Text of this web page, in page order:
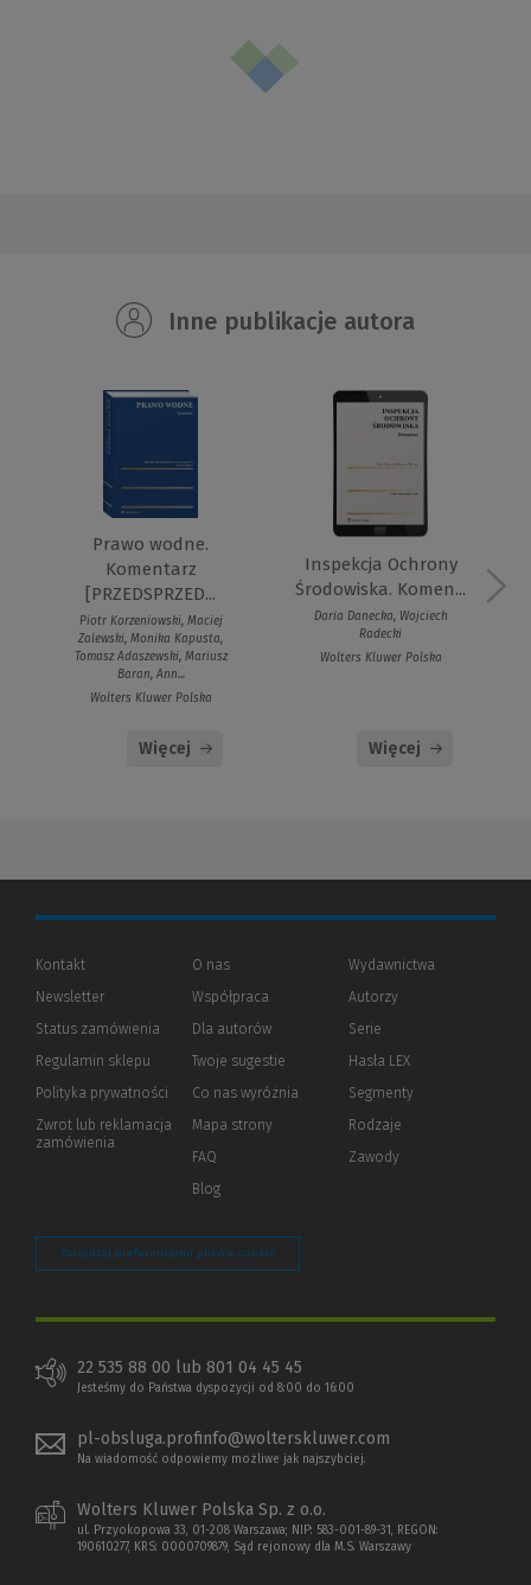
Inne publikacje autora
Prawo wodne.
Komentarz
[PRZEDSPRZED...
Piotr Korzeniowski, Maciej
Zalewski, Monika Kapusta,
Tomasz Adaszewski, Mariusz
Baran, Ann...
Wolters Kluwer Polska
Więcej
Inspekcja Ochrony
Środowiska. Komen...
Daria Danecka, Wojciech
Radecki
Wolters Kluwer Polska
Więcej
Kontakt
Newsletter
Status zamówienia
Regulamin sklepu
Polityka prywatności (Nowe
(Link
innej
Zwrot lub reklamacja
zamówienia
O nas
Współpraca
Dla autorów(Nowe
(Link
innej
strony)
Twoje sugestie
Co nas wyróżnia
Mapa strony
FAQ
Blog
Wydawnictwa
Autorzy
Serie
Hasła LEX
Segmenty
Rodzaje
Zawody
Zarządzaj preferencjami plików cookie
22 535 88 00 lub 801 04 45 45
Jesteśmy do Państwa dyspozycji od 8:00 do 16:00
pl-obsluga.profinfo@wolterskluwer.com
Na wiadomość odpowiemy możliwe jak najszybciej.
Wolters Kluwer Polska Sp. z o.o.
ul. Przyokopowa 33, 01-208 Warszawa; NIP: 583-001-89-31, REGON:
190610277, KRS: 0000709879, Sąd rejonowy dla M.S. Warszawy